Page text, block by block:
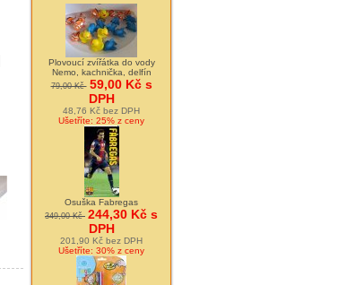
Plovoucí zvířátka do vody
Nemo, kachnička, delfín
79,00 Kč 59,00 Kč s
DPH
48,76 Kč bez DPH
Ušetříte: 25% z ceny
Osuška Fabregas
349,00 Kč 244,30 Kč s
DPH
201,90 Kč bez DPH
Ušetříte: 30% z ceny